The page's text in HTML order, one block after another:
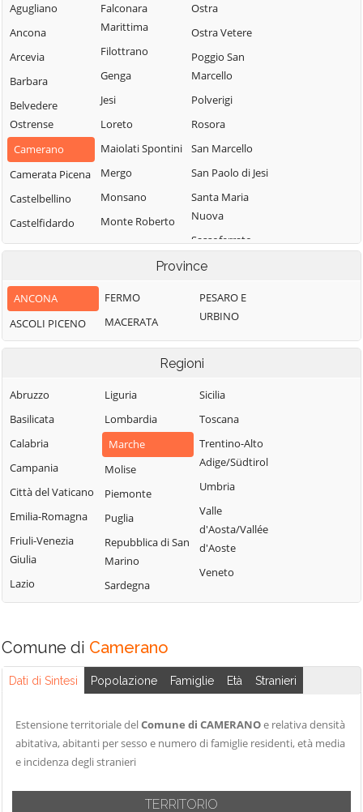
Agugliano
Ancona
Arcevia
Barbara
Belvedere
Ostrense
Camerano
Camerata Picena
Castelbellino
Castelfidardo
Castelleone di
Castelplanio
Cerreto d'Esi
Chiaravalle
Cupramontana
Fabriano
Falconara
Marittima
Filottrano
Genga
Jesi
Loreto
Maiolati Spontini
Mergo
Monsano
Monte Roberto
Monte San Vito
Montecarotto
Montemarciano
Morro d'Alba
Numana
Osimo
Ostra
Ostra Vetere
Poggio San
Marcello
Polverigi
Rosora
San Marcello
San Paolo di Jesi
Santa Maria
Nuova
Sassoferrato
Senigallia
Serra San Quirico
Staffolo
Province
ANCONA
ASCOLI PICENO
FERMO
MACERATA
PESARO E
URBINO
Regioni
Abruzzo
Basilicata
Calabria
Campania
Città del Vaticano
Emilia-Romagna
Friuli-Venezia
Giulia
Lazio
Liguria
Lombardia
Marche
Molise
Piemonte
Puglia
Repubblica di San
Marino
Sardegna
Sicilia
Toscana
Trentino-Alto
Adige/Südtirol
Umbria
Valle
d'Aosta/Vallée
d'Aoste
Veneto
Comune di Camerano
Dati di Sintesi Popolazione Famiglie Età Stranieri
Estensione territoriale delComune di CAMERANOe relativa densità
abitativa, abitanti per sesso e numero di famiglie residenti, età media
e incidenza degli stranieri
TERRITORIO